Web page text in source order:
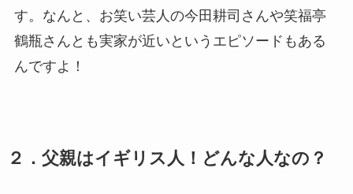
す。なんと、お笑い芸人の今田耕司さんや笑福亭
鶴瓶さんとも実家が近いというエピソードもある
んですよ！
２．父親はイギリス人！どんな人なの？